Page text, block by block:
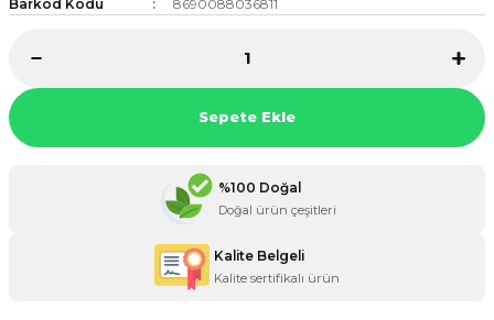
ÜRÜNLERİ
Barkod Kodu
8690088036811
Sepete Ekle
%100 Doğal
Doğal ürün çeşitleri
Kalite Belgeli
Kalite sertifikalı ürün